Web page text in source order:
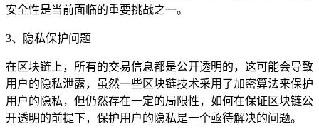
安全性是当前面临的重要挑战之一。
3、隐私保护问题
在区块链上，所有的交易信息都是公开透明的，这可能会导致
用户的隐私泄露，虽然一些区块链技术采用了加密算法来保护
用户的隐私，但仍然存在一定的局限性，如何在保证区块链公
开透明的前提下，保护用户的隐私是一个亟待解决的问题。